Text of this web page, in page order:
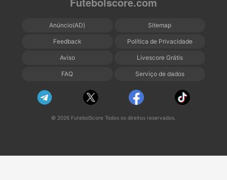
Anúncio(AD) Sitemap
Feedback Política de Privacidade
Aviso Livescore Grátis
FAQ Serviço de dados
© 2026 FutebolScore Todos os direitos reservados.